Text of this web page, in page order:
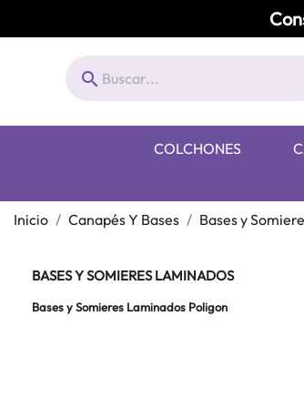

COLCHONES
Inicio Canapés Y Bases Bases y
BASES Y SOMIERES LAMINADOS
Bases y Somieres Laminados Poligon